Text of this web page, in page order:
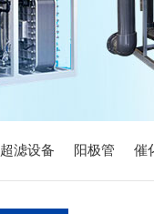
超滤设备 阳极管 催